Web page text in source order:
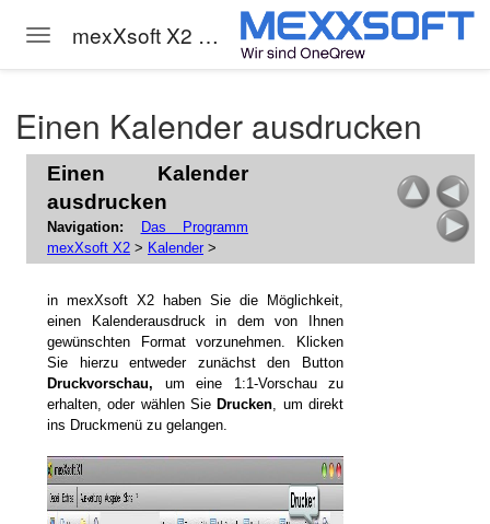
Toggle navigation mexXsoft X2 Hilfe
Einen Kalender ausdrucken
Einen Kalender
ausdrucken
Navigation:
Das Programm
mexXsoft X2 > Kalender >
in mexXsoft X2 haben Sie die Möglichkeit,
einen Kalenderausdruck in dem von Ihnen
gewünschten Format vorzunehmen. Klicken
Sie hierzu entweder zunächst den Button
Druckvorschau, um eine 1:1-Vorschau zu
erhalten, oder wählen Sie Drucken, um direkt
ins Druckmenü zu gelangen.